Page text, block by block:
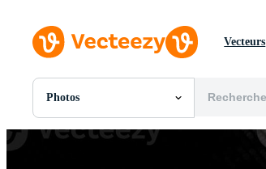
Vecteurs
Photos
Toutes Images
Photos